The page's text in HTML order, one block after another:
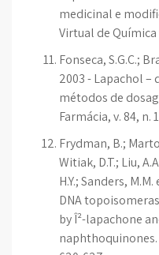
medicinal e
Virtual de Química
Fonseca, S.G.C.;
2003 - Lapachol
métodos de
Farmácia, v. 84, n.
Frydman, B.;
Witiak, D.T.; Liu,
H.Y.; Sanders,
DNA
by Î²-lapachone
naphthoquinones.